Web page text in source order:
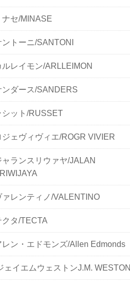
ナセ/MINASE
ントーニ/SANTONI
ルレイモン/ARLLEIMON
ンダース/SANDERS
シット/RUSSET
ジェヴィヴィエ/ROGR VIVIER
ャランスリウァヤ/JALAN
ァレンティノ/VALENTINO
クタ/TECTA
レン・エドモンズ/Allen Edmonds
ェイエムウェストンJ.M. WESTON